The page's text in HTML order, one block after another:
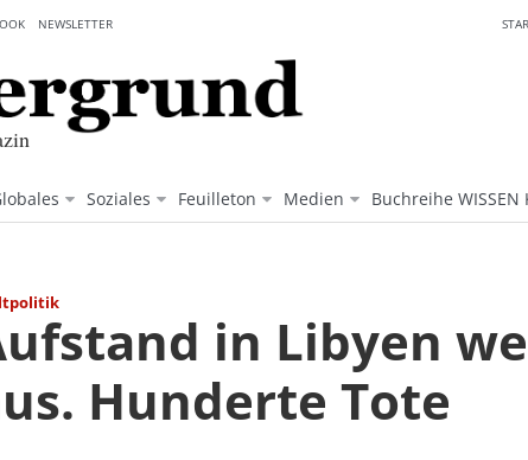
Soziales Feuilleton Medien Buchreihe WISSEN
NEWSLETTER
in Libyen
Hunderte Tote